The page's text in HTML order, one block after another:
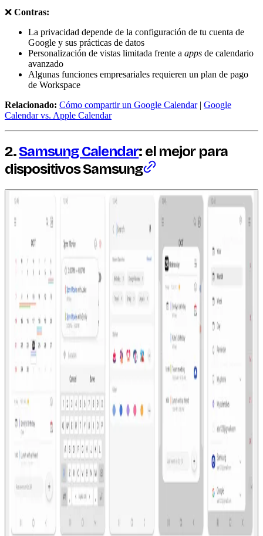
❌ Contras:
La privacidad depende de la configuración de tu cuenta de
Google y sus prácticas de datos
Personalización de vistas limitada frente a apps de calendario
avanzado
Algunas funciones empresariales requieren un plan de pago
de Workspace
Relacionado: Cómo compartir un Google Calendar| Google
Calendar vs. Apple Calendar
2.Samsung Calendar: el mejor para
dispositivos Samsung